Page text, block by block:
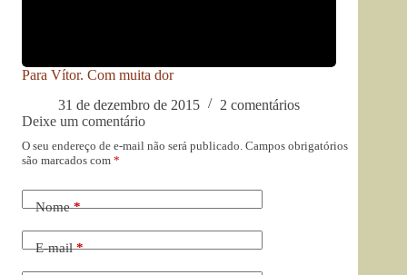
Para Vítor. Com muita dor
31 de dezembro de 2015
2 comentários
Deixe um comentário
O seu endereço de e-mail não será publicado. Campos obrigatórios
são marcados com *
Nome*
E-mail*